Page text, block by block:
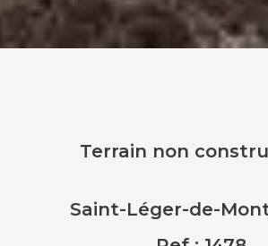
Terrain non
Saint-Léger-de-